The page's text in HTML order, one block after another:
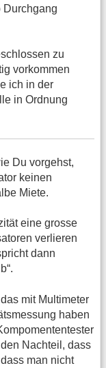
Durchgang
zu
vorkommen
ich in der
in Ordnung
Du vorgehst,
keinen
Miete.
eine grosse
verlieren
dann
mit Multimeter
haben
Nachteil, dass
man nicht